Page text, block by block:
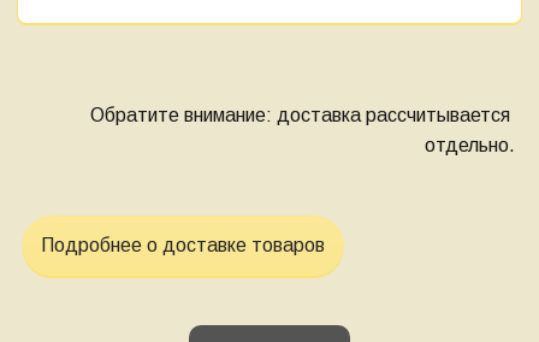
Обратите внимание: доставка рассчитывается
отдельно.
Подробнее о доставке товаров